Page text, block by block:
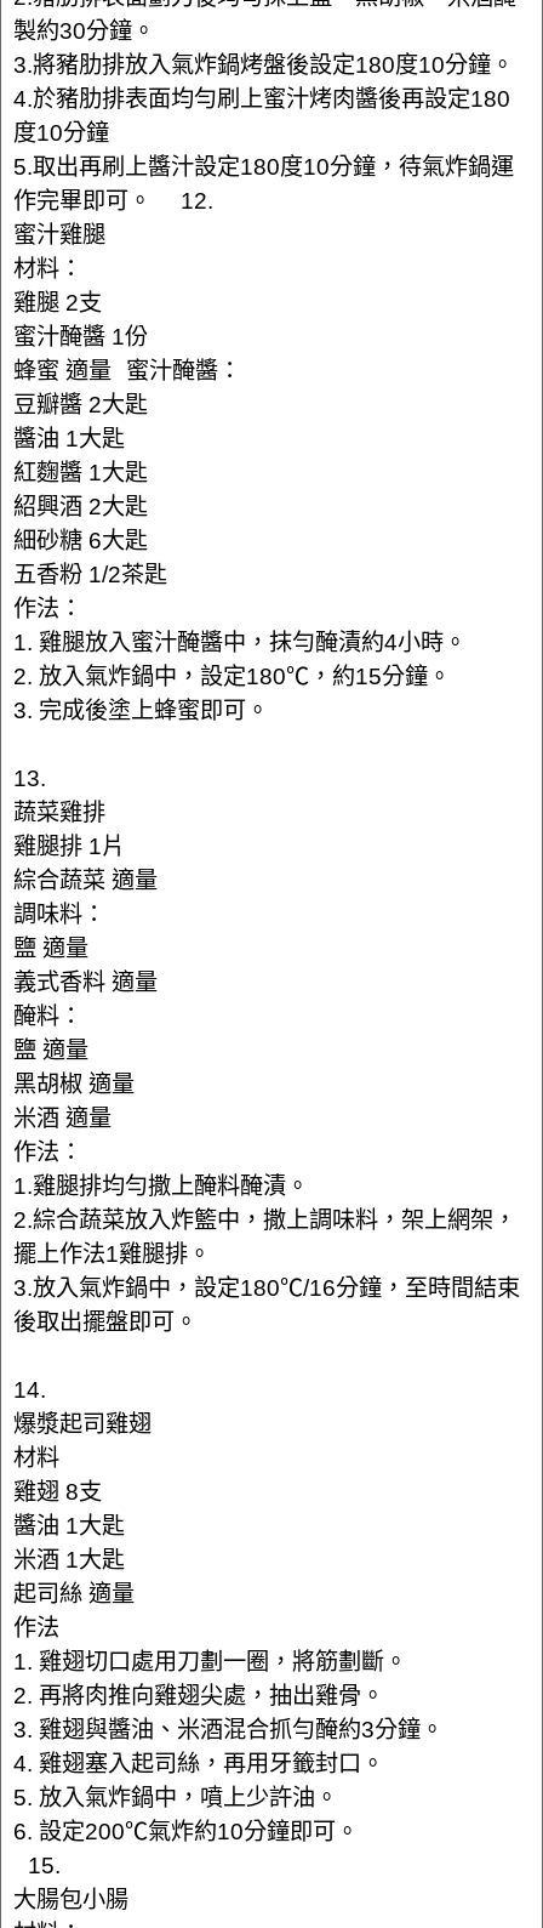
製約30分鐘。
3.將豬肋排放入氣炸鍋烤盤後設定180度10分鐘。
4.於豬肋排表面均勻刷上蜜汁烤肉醬後再設定180
度10分鐘
5.取出再刷上醬汁設定180度10分鐘，待氣炸鍋運
作完畢即可。 12.
蜜汁雞腿
材料：
雞腿 2支
蜜汁醃醬 1份
蜂蜜 適量 蜜汁醃醬：
豆瓣醬 2大匙
醬油 1大匙
紅麴醬 1大匙
紹興酒 2大匙
細砂糖 6大匙
五香粉 1/2茶匙
作法：
1. 雞腿放入蜜汁醃醬中，抹勻醃漬約4小時。
2. 放入氣炸鍋中，設定180℃，約15分鐘。
3. 完成後塗上蜂蜜即可。
13.
蔬菜雞排
雞腿排 1片
綜合蔬菜 適量
調味料：
鹽 適量
義式香料 適量
醃料：
鹽 適量
黑胡椒 適量
米酒 適量
作法：
1.雞腿排均勻撒上醃料醃漬。
2.綜合蔬菜放入炸籃中，撒上調味料，架上網架，
擺上作法1雞腿排。
3.放入氣炸鍋中，設定180℃/16分鐘，至時間結束
後取出擺盤即可。
14.
爆漿起司雞翅
材料
雞翅 8支
醬油 1大匙
米酒 1大匙
起司絲 適量
作法
1. 雞翅切口處用刀劃一圈，將筋劃斷。
2. 再將肉推向雞翅尖處，抽出雞骨。
3. 雞翅與醬油、米酒混合抓勻醃約3分鐘。
4. 雞翅塞入起司絲，再用牙籤封口。
5. 放入氣炸鍋中，噴上少許油。
6. 設定200℃氣炸約10分鐘即可。
15.
大腸包小腸